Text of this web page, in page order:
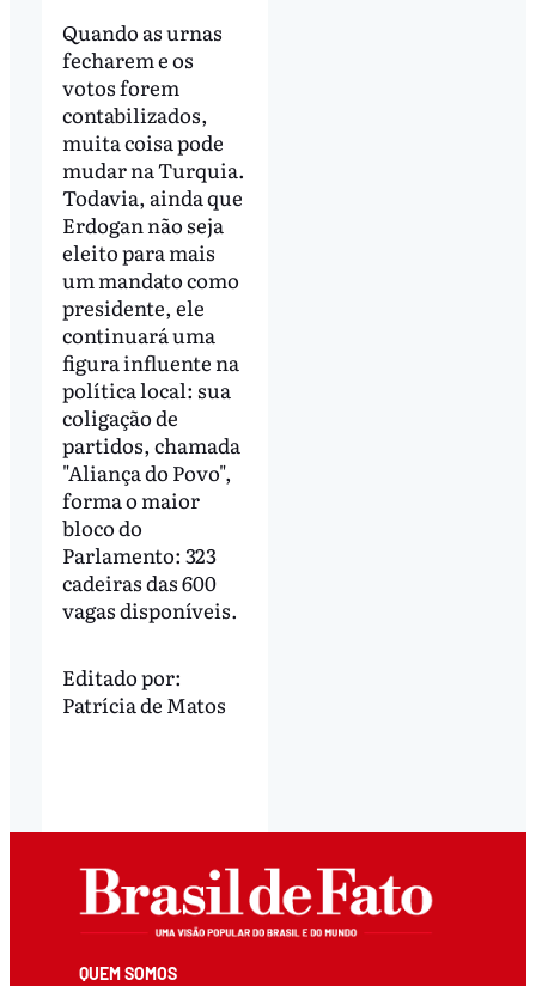
Quando as urnas
fecharem e os
votos forem
contabilizados,
muita coisa pode
mudar na Turquia.
Todavia, ainda que
Erdogan não seja
eleito para mais
um mandato como
presidente, ele
continuará uma
figura influente na
política local: sua
coligação de
partidos, chamada
"Aliança do Povo",
forma o maior
bloco do
Parlamento: 323
cadeiras das 600
vagas disponíveis.
Editado por:
Patrícia de Matos
QUEM SOMOS